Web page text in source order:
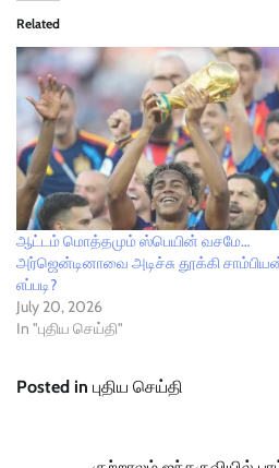
Related
ஆட்டம் மொத்தமும் ஸ்பெயின் வசமே…
அர்ஜென்டினாவை அடிச்சு தூக்கி
எப்படி?
July 20, 2026
In "புதிய செய்தி"
Posted in புதிய செய்தி